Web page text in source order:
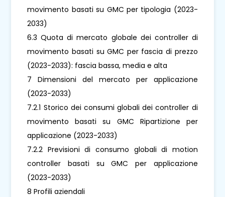
movimento basati su GMC per tipologia (2023-
2033)
6.3 Quota di mercato globale dei controller di
movimento basati su GMC per fascia di prezzo
(2023-2033): fascia bassa, media e alta
7 Dimensioni del mercato per applicazione
(2023-2033)
7.2.1 Storico dei consumi globali dei controller di
movimento basati su GMC Ripartizione per
applicazione (2023-2033)
7.2.2 Previsioni di consumo globali di motion
controller basati su GMC per applicazione
(2023-2033)
8 Profili aziendali